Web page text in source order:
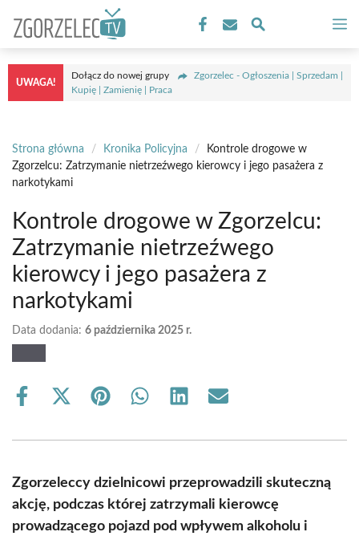
treści
UWAGA!
Dołącz do nowej grupy
Zgorzelec - Ogłoszenia | Sprzedam |
Kupię | Zamienię | Praca
Strona główna / Kronika Policyjna /
Kontrole drogowe w
Zgorzelcu: Zatrzymanie nietrzeźwego kierowcy i jego pasażera z
narkotykami
Kontrole drogowe w Zgorzelcu:
Zatrzymanie nietrzeźwego
kierowcy i jego pasażera z
narkotykami
Data dodania: 6 października 2025 r.
Share
Share
(Twitter)
Share Share Share Share
Zgorzeleccy dzielnicowi przeprowadzili skuteczną
akcję, podczas której zatrzymali kierowcę
prowadzącego pojazd pod wpływem alkoholu i